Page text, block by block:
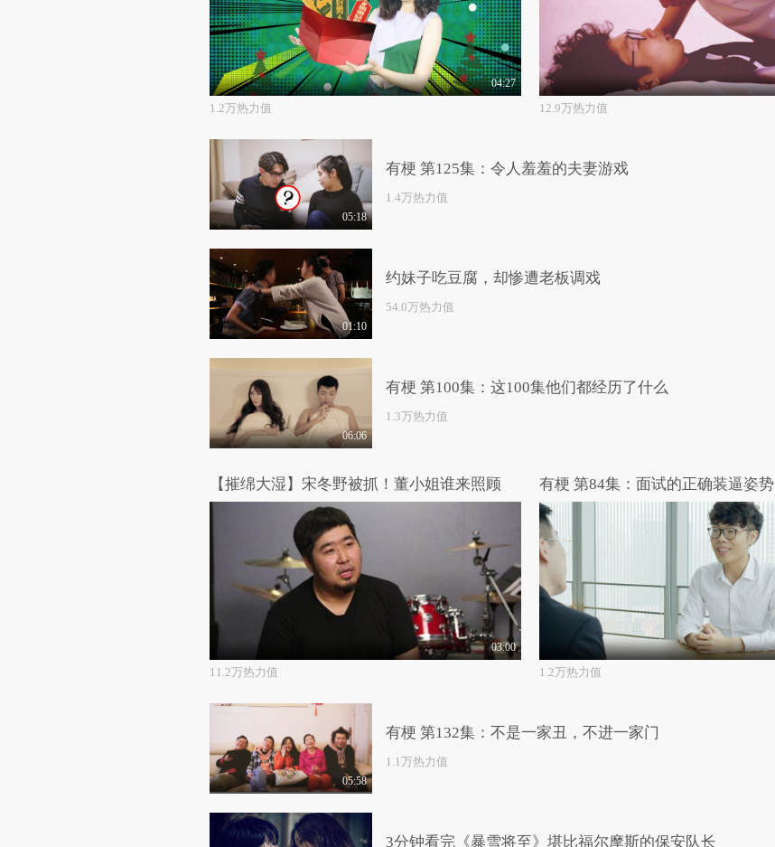
04:27
1.2万热力值 12.9万热力值
05:18
有梗 第125集：令人羞羞的夫妻游戏
1.4万热力值
01:10
约妹子吃豆腐，却惨遭老板调戏
54.0万热力值
06:06
有梗 第100集：这100集他们都经历了什么
1.3万热力值
【摧绵大湿】宋冬野被抓！董小姐谁来照顾
03:00
11.2万热力值
有梗 第84集：面试的正确装逼姿势
1.2万热力值
05:58
有梗 第132集：不是一家丑，不进一家门
1.1万热力值
3分钟看完《暴雪将至》堪比福尔摩斯的保安队长